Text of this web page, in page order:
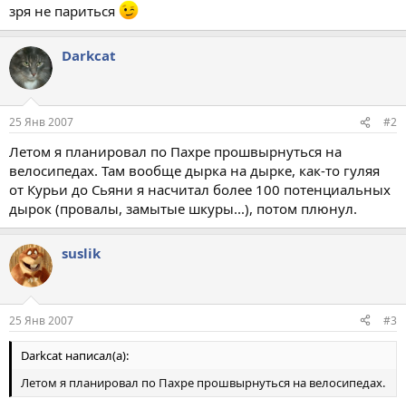
зря не париться
Darkcat
25 Янв 2007 #2
Летом я планировал по Пахре прошвырнуться на
велосипедах. Там вообще дырка на дырке, как-то гуляя
от Курьи до Сьяни я насчитал более 100 потенциальных
дырок (провалы, замытые шкуры...), потом плюнул.
suslik
25 Янв 2007 #3
Darkcat написал(а):
Летом я планировал по Пахре прошвырнуться на велосипедах.